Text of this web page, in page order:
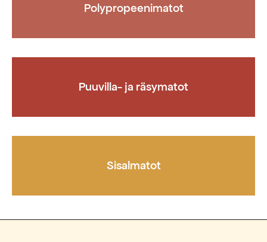
Polypropeenimatot
Puuvilla- ja räsymatot
Sisalmatot